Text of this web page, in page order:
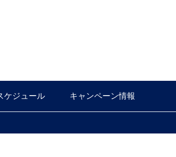
ケジュール キャンペーン情報